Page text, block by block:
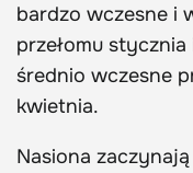
bardzo wczesne i
przełomu
średnio wczesne
kwietnia.
Nasiona